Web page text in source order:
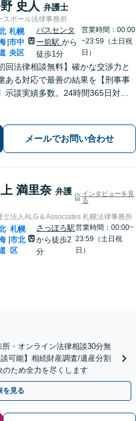
史人 弁護士
スポール法律事務所
|
札幌
市中
央区
バスセンタ
ー前駅から
徒歩1分
営業時間：00:00
~23:59（土日祝
日）
回法律相談無料】確かな交渉力と
ある対応で最善の結果を【刑事事
示談実績多数。24時間365日対応
あり。【バスセンター前駅3番出口
1分】
メールでお問い合わせ
満里奈 弁護
インタビューを見
る
士法人ALG＆Associates 札幌法律事務所
|
札幌
市北
区
さっぽろ駅
から徒歩2
分
営業時間：00:00~
23:59（土日祝
日）
所・オンライン法律相談30分無
可能】相続財産調査/遺産分割
ため全力を尽くします
を見る